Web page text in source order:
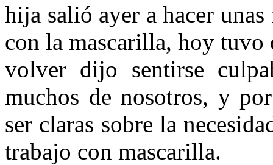
hija salió ayer a hacer
con la mascarilla, hoy tuvo
volver dijo sentirse
muchos de nosotros, y
ser claras sobre la
trabajo con mascarilla.